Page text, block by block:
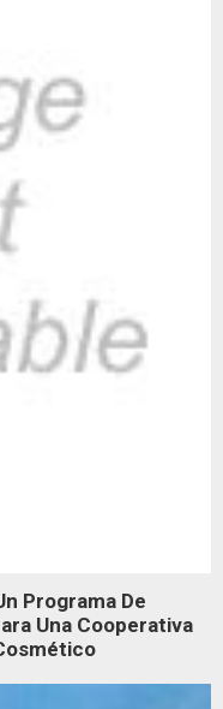
Programa De
Una Cooperativa